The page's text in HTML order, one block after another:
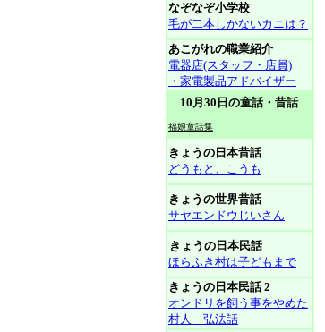
なぞなぞ小学校
毛が二本しかないカニは？
あこがれの職業紹介
電器店(スタッフ・店員)
・家電製品アドバイザー
10月30日の童話・昔話
福娘童話集
きょうの日本昔話
どうもと、こうも
きょうの世界昔話
サヤエンドウじいさん
きょうの日本民話
ほらふき村は子どもまで
きょうの日本民話 2
オンドリを飼う事をやめた
村人 弘法話